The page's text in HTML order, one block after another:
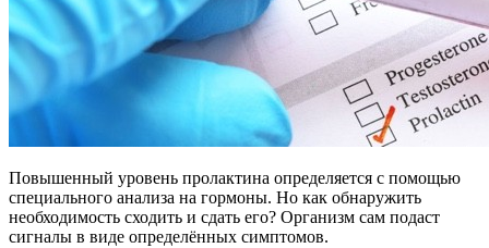
Повышенный уровень пролактина определяется с помощью
специального анализа на гормоны. Но как обнаружить
необходимость сходить и сдать его? Организм сам подаст
сигналы в виде определённых симптомов.